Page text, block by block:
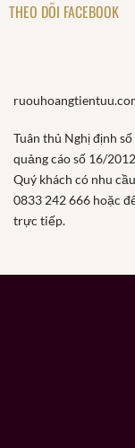
THEO DÕI FACEBOOK
Tuân thủ Nghị định
quảng cáo số 16/
Quý khách có nhu
0833 242 666 hoặc
trực tiếp.